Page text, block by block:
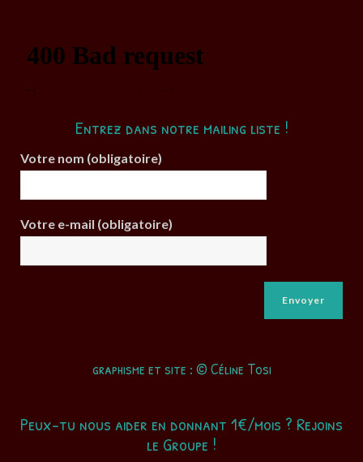
Entrez dans notre mailing liste !
Votre nom (obligatoire)
Votre e-mail (obligatoire)
graphisme et site : © Céline Tosi
Peux-tu nous aider en donnant 1€/mois ? Rejoins
le Groupe !